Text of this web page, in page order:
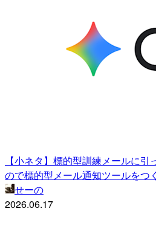
【小ネタ】標的型訓練メールに
ので標的型メール通知ツールをつ
せーの
2026.06.17